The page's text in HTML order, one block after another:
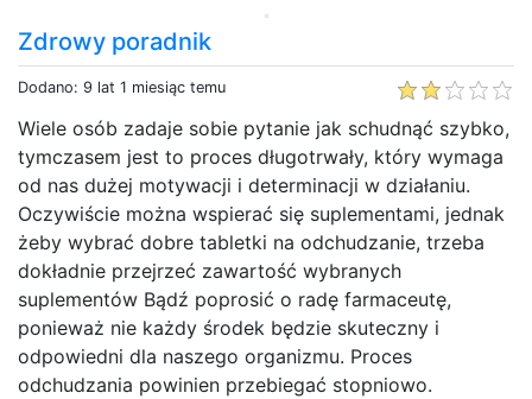
Zdrowy poradnik
Dodano: 9 lat 1 miesiąc temu
Wiele osób zadaje sobie pytanie jak schudnąć szybko,
tymczasem jest to proces długotrwały, który wymaga
od nas dużej motywacji i determinacji w działaniu.
Oczywiście można wspierać się suplementami, jednak
żeby wybrać dobre tabletki na odchudzanie, trzeba
dokładnie przejrzeć zawartość wybranych
suplementów Bądź poprosić o radę farmaceutę,
ponieważ nie każdy środek będzie skuteczny i
odpowiedni dla naszego organizmu. Proces
odchudzania powinien przebiegać stopniowo.